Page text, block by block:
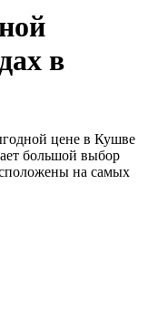
в
цене в Кушве
большой выбор
на самых